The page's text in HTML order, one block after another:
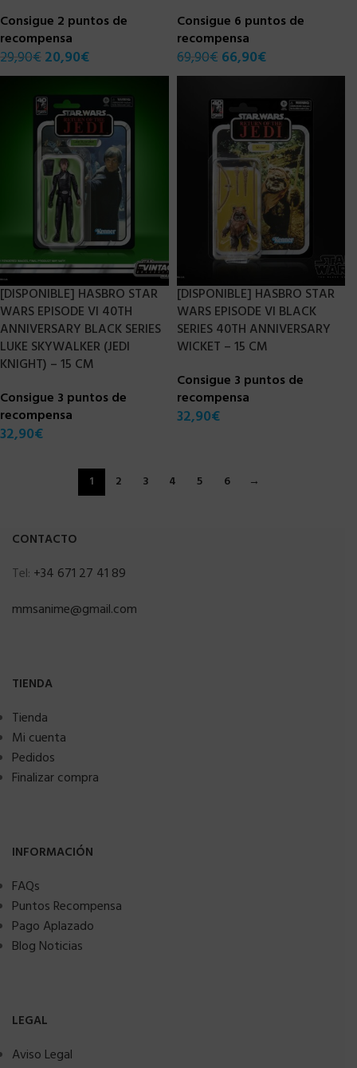
Consigue 2 puntos de
recompensa
29,90€ 20,90€
Consigue 6 puntos de
recompensa
69,90€ 66,90€
[DISPONIBLE] HASBRO STAR
WARS EPISODE VI 40TH
ANNIVERSARY BLACK SERIES
LUKE SKYWALKER (JEDI
KNIGHT) – 15 CM
Consigue 3 puntos de
recompensa
32,90€
[DISPONIBLE] HASBRO STAR
WARS EPISODE VI BLACK
SERIES 40TH ANNIVERSARY
WICKET – 15 CM
Consigue 3 puntos de
recompensa
32,90€
1 2 3 4 5 6 →
CONTACTO
Tel: +34 671 27 41 89
mmsanime@gmail.com
TIENDA
Tienda
Mi cuenta
Pedidos
Finalizar compra
INFORMACIÓN
FAQs
Puntos Recompensa
Pago Aplazado
Blog Noticias
LEGAL
Aviso Legal